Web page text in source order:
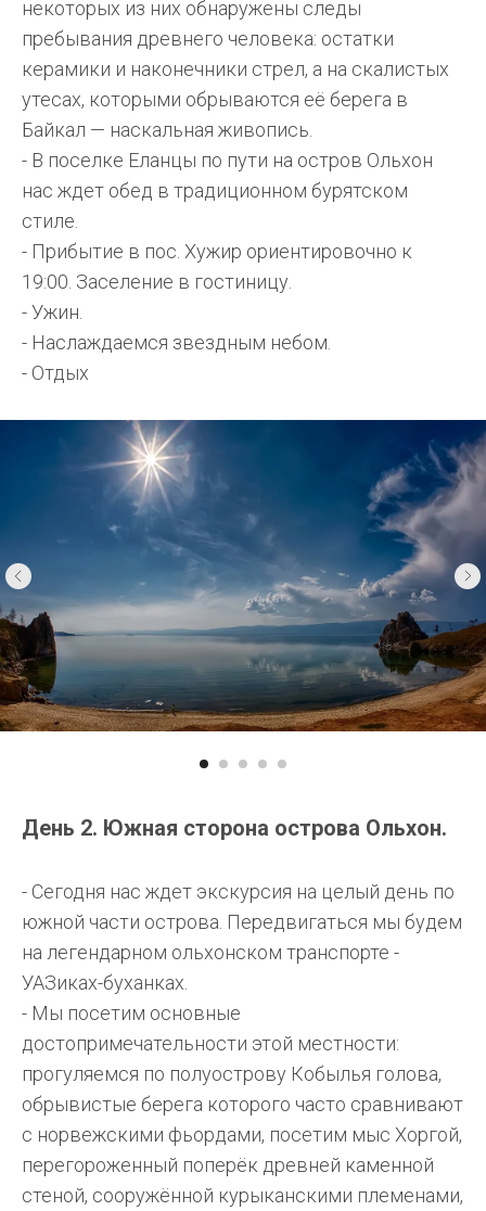
некоторых из них обнаружены следы
пребывания древнего человека: остатки
керамики и наконечники стрел, а на скалистых
утесах, которыми обрываются её берега в
Байкал — наскальная живопись.
- В поселке Еланцы по пути на остров Ольхон
нас ждет обед в традиционном бурятском
стиле.
- Прибытие в пос. Хужир ориентировочно к
19:00. Заселение в гостиницу.
- Ужин.
- Наслаждаемся звездным небом.
- Отдых
День 2. Южная сторона острова Ольхон.
- Сегодня нас ждет экскурсия на целый день по
южной части острова. Передвигаться мы будем
на легендарном ольхонском транспорте -
УАЗиках-буханках.
- Мы посетим основные
достопримечательности этой местности:
прогуляемся по полуострову Кобылья голова,
обрывистые берега которого часто сравнивают
с норвежскими фьордами, посетим мыс Хоргой,
перегороженный поперёк древней каменной
стеной, сооружённой курыканскими племенами,